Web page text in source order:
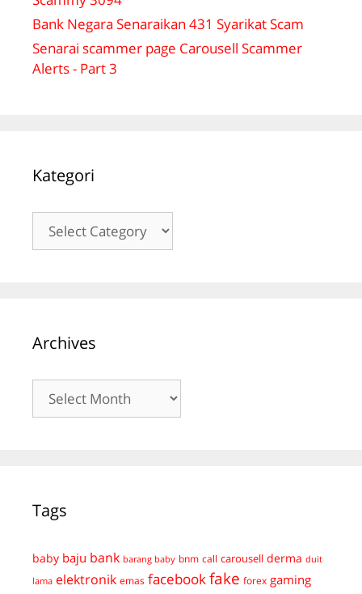
Bank Negara Senaraikan 431 Syarikat Scam
Senarai scammer page Carousell Scammer
Alerts - Part 3
Kategori
Archives
Tags
baby baju bank barang baby bnm call carousell derma duit
lama elektronik emas facebook fake forex gaming